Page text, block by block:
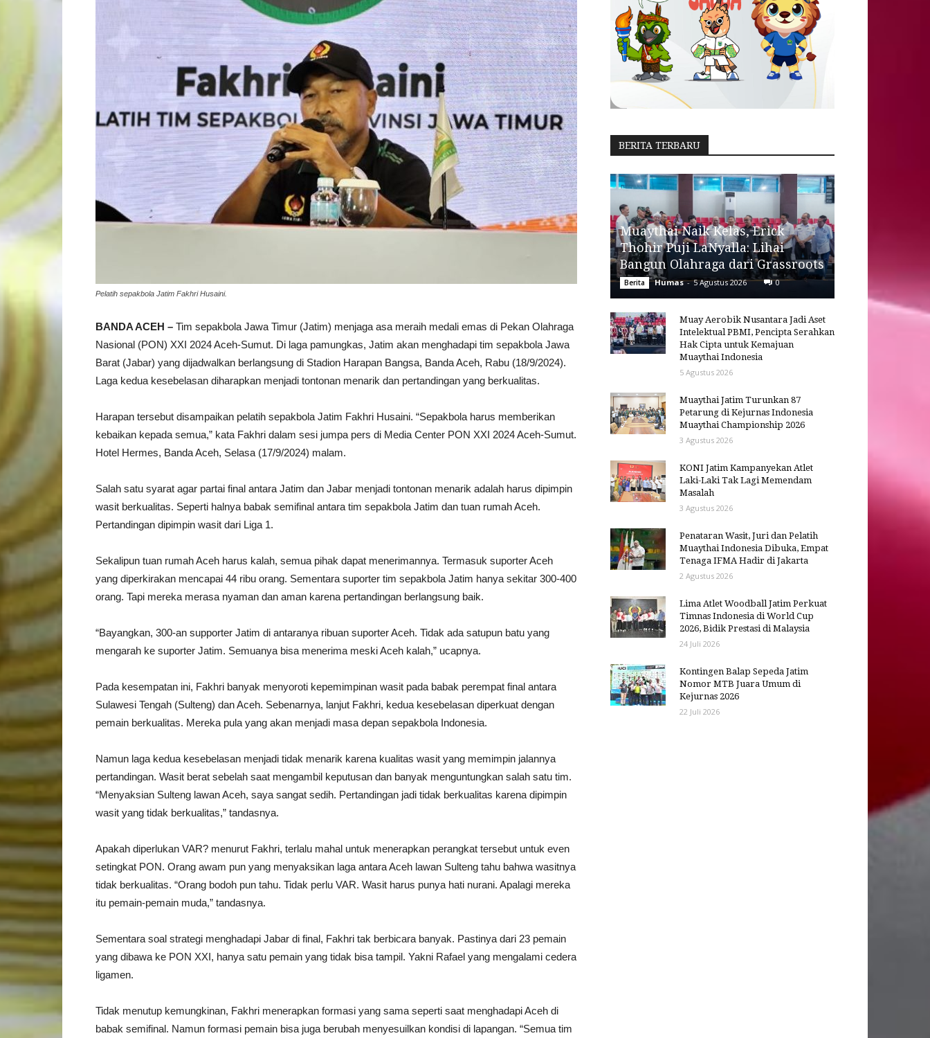
Pelatih sepakbola Jatim Fakhri Husaini.
BANDA ACEH – Tim sepakbola Jawa Timur (Jatim) menjaga asa meraih medali emas di Pekan Olahraga
Nasional (PON) XXI 2024 Aceh-Sumut. Di laga pamungkas, Jatim akan menghadapi tim sepakbola Jawa
Barat (Jabar) yang dijadwalkan berlangsung di Stadion Harapan Bangsa, Banda Aceh, Rabu (18/9/2024).
Laga kedua kesebelasan diharapkan menjadi tontonan menarik dan pertandingan yang berkualitas.
Harapan tersebut disampaikan pelatih sepakbola Jatim Fakhri Husaini. “Sepakbola harus memberikan
kebaikan kepada semua,” kata Fakhri dalam sesi jumpa pers di Media Center PON XXI 2024 Aceh-Sumut.
Hotel Hermes, Banda Aceh, Selasa (17/9/2024) malam.
Salah satu syarat agar partai final antara Jatim dan Jabar menjadi tontonan menarik adalah harus dipimpin
wasit berkualitas. Seperti halnya babak semifinal antara tim sepakbola Jatim dan tuan rumah Aceh.
Pertandingan dipimpin wasit dari Liga 1.
Sekalipun tuan rumah Aceh harus kalah, semua pihak dapat menerimannya. Termasuk suporter Aceh
yang diperkirakan mencapai 44 ribu orang. Sementara suporter tim sepakbola Jatim hanya sekitar 300-400
orang. Tapi mereka merasa nyaman dan aman karena pertandingan berlangsung baik.
“Bayangkan, 300-an supporter Jatim di antaranya ribuan suporter Aceh. Tidak ada satupun batu yang
mengarah ke suporter Jatim. Semuanya bisa menerima meski Aceh kalah,” ucapnya.
Pada kesempatan ini, Fakhri banyak menyoroti kepemimpinan wasit pada babak perempat final antara
Sulawesi Tengah (Sulteng) dan Aceh. Sebenarnya, lanjut Fakhri, kedua kesebelasan diperkuat dengan
pemain berkualitas. Mereka pula yang akan menjadi masa depan sepakbola Indonesia.
Namun laga kedua kesebelasan menjadi tidak menarik karena kualitas wasit yang memimpin jalannya
pertandingan. Wasit berat sebelah saat mengambil keputusan dan banyak menguntungkan salah satu tim.
“Menyaksian Sulteng lawan Aceh, saya sangat sedih. Pertandingan jadi tidak berkualitas karena dipimpin
wasit yang tidak berkualitas,” tandasnya.
Apakah diperlukan VAR? menurut Fakhri, terlalu mahal untuk menerapkan perangkat tersebut untuk even
setingkat PON. Orang awam pun yang menyaksikan laga antara Aceh lawan Sulteng tahu bahwa wasitnya
tidak berkualitas. “Orang bodoh pun tahu. Tidak perlu VAR. Wasit harus punya hati nurani. Apalagi mereka
itu pemain-pemain muda,” tandasnya.
Sementara soal strategi menghadapi Jabar di final, Fakhri tak berbicara banyak. Pastinya dari 23 pemain
yang dibawa ke PON XXI, hanya satu pemain yang tidak bisa tampil. Yakni Rafael yang mengalami cedera
ligamen.
Tidak menutup kemungkinan, Fakhri menerapkan formasi yang sama seperti saat menghadapi Aceh di
babak semifinal. Namun formasi pemain bisa juga berubah menyesuilkan kondisi di lapangan. “Semua tim
BERITA TERBARU
Muaythai Naik Kelas, Erick
Thohir Puji LaNyalla: Lihai
Bangun Olahraga dari Grassroots
Berita Humas - 5 Agustus 2026 0
Muay Aerobik Nusantara Jadi Aset
Intelektual PBMI, Pencipta Serahkan
Hak Cipta untuk Kemajuan
Muaythai Indonesia
5 Agustus 2026
Muaythai Jatim Turunkan 87
Petarung di Kejurnas Indonesia
Muaythai Championship 2026
3 Agustus 2026
KONI Jatim Kampanyekan Atlet
Laki-Laki Tak Lagi Memendam
Masalah
3 Agustus 2026
Penataran Wasit, Juri dan Pelatih
Muaythai Indonesia Dibuka, Empat
Tenaga IFMA Hadir di Jakarta
2 Agustus 2026
Lima Atlet Woodball Jatim Perkuat
Timnas Indonesia di World Cup
2026, Bidik Prestasi di Malaysia
24 Juli 2026
Kontingen Balap Sepeda Jatim
Nomor MTB Juara Umum di
Kejurnas 2026
22 Juli 2026